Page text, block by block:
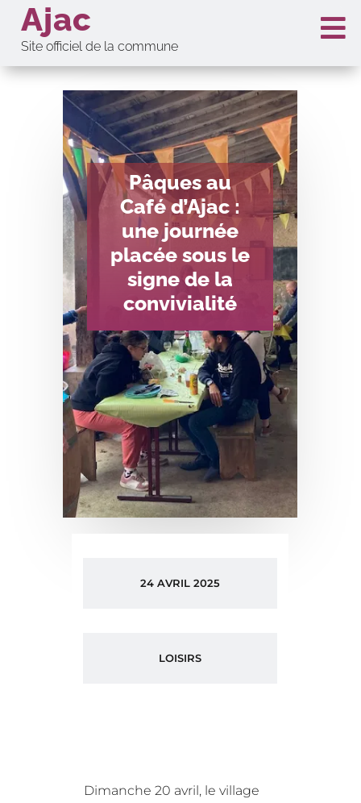
Ajac
Site officiel de la commune

Pâques au
Café d’Ajac :
une journée
placée sous le
signe de la
convivialité
24 AVRIL 2025
LOISIRS
Dimanche 20 avril, le village